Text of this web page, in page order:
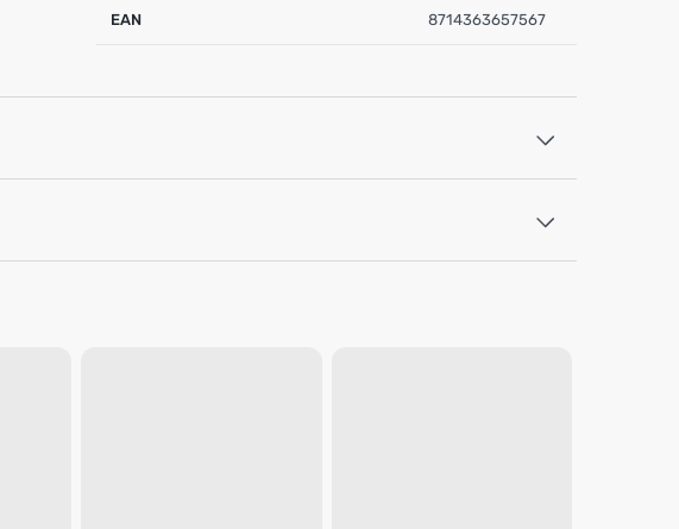
EAN 8714363657567